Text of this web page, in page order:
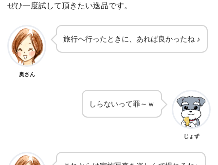
ぜひ一度試して頂きたい逸品です。
奥さん
旅行へ行ったときに、あれば良かったね ♪
しらないって罪～ｗ
じょず